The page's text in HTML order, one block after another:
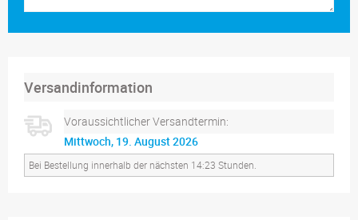
Versandinformation
Voraussichtlicher Versandtermin:
Mittwoch, 19. August 2026
Bei Bestellung innerhalb der nächsten 14:23 Stunden.